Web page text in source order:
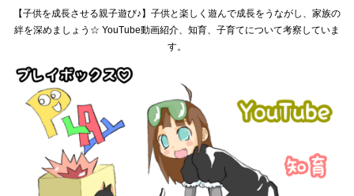
【子供を成長させる親子遊び♪】子供と楽しく遊んで成長をうながし、家族の
絆を深めましょう☆ YouTube動画紹介、知育、子育てについて考察していま
す。